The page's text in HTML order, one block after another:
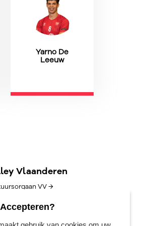
Yarno De
Leeuw
Vlaanderen
VV →
uitslagen →